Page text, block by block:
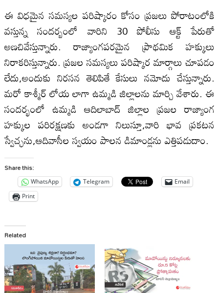
ఈ విధమైన సమస్యల పరిష్కారం కోసం ప్రజలు పోరాటంలోకి
వస్తున్న సందర్బంలో వారిని 30 పోలీసు ఆక్ట్‌ పేరుతో
అణచివేస్తున్నారు. రాజ్యాంగపరమైన ప్రాథమిక హక్కులు
నిరాకరిస్తున్నారు. ప్రజల సమస్యలు పరిష్కార మార్గాలు చూపడం
లేదు,అందుకు నిరసన తెలిపితే కేసులు నమోదు చేస్తున్నారు.
మరో కాశ్మీర్‌ లోయ లాగా ఉమ్మడి జిల్లాలను మార్చి వేశారు. ఈ
సందర్భంలో ఉమ్మడి ఆదిలాబాద్‌ జిల్లాల ప్రజల రాజ్యాంగ
హక్కుల పరిరక్షణకు అండగా నిలుస్తూ,వారి భావ ప్రకటన
స్వేచ్ఛను,ఆదివాసీల స్వయం పాలన డిమాండ్లను ఎత్తిపడుదాం.
Share this:
WhatsApp Telegram
Email
Print
Related